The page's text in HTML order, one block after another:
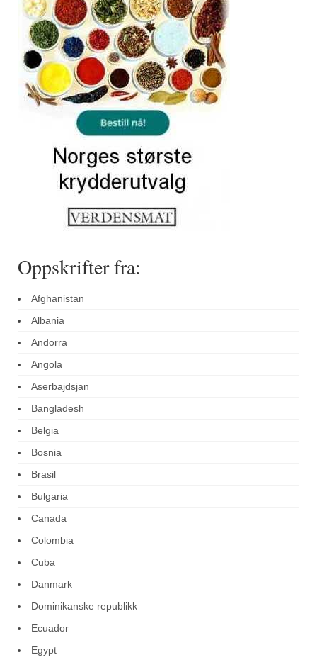
Salvie
Sar (bønneurt)
Selleriblader
Smaken av skog
Tapaskrydder
Tomatflak
Om oss
Kontakt oss
Oppskrifter fra:
Afghanistan
Albania
Andorra
Angola
Aserbajdsjan
Bangladesh
Belgia
Bosnia
Brasil
Bulgaria
Canada
Colombia
Cuba
Danmark
Dominikanske republikk
Ecuador
Egypt